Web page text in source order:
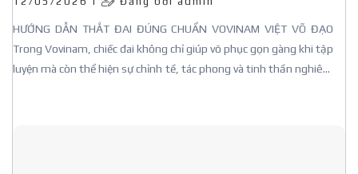
HƯỚNG DẪN THẮT ĐAI ĐÚNG CHUẨN VOVINAM VIỆT VÕ ĐẠO
Trong Vovinam, chiếc đai không chỉ giúp võ phục gọn gàng khi tập
luyện mà còn thể hiện sự chỉnh tề, tác phong và tinh thần nghiêm